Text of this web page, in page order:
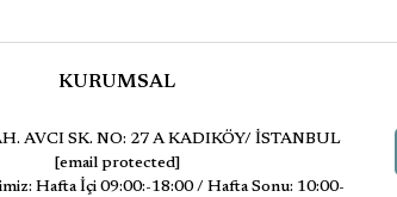
KURUMSAL
AVCI SK. NO: 27 A KADIKÖY/ İSTANBUL
[email protected]
Hafta İçi 09:00:-18:00 / Hafta Sonu: 10:00-